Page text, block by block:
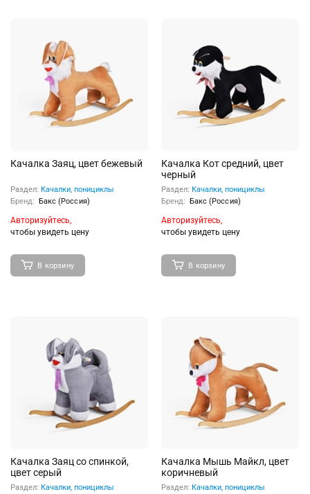
Качалка Заяц, цвет бежевый
Раздел: Качалки, понициклы
Бренд: Бакс (Россия)
Авторизуйтесь,
чтобы увидеть цену
В корзину
Качалка Кот средний, цвет
черный
Раздел: Качалки, понициклы
Бренд: Бакс (Россия)
Авторизуйтесь,
чтобы увидеть цену
В корзину
Качалка Заяц со спинкой,
цвет серый
Раздел: Качалки, понициклы
Качалка Мышь Майкл, цвет
коричневый
Раздел: Качалки, понициклы